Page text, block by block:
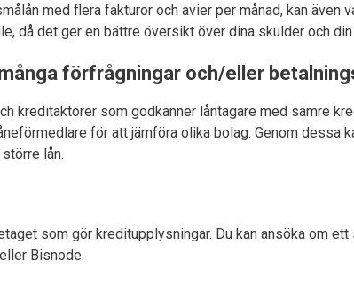
med flera fakturor och avier per månad, kan även
då det ger en bättre översikt över dina skulder och
förfrågningar och/eller
kreditaktörer som godkänner låntagare med sämre
för att jämföra olika bolag. Genom dessa
lån.
som gör kreditupplysningar. Du kan ansöka om
Bisnode.